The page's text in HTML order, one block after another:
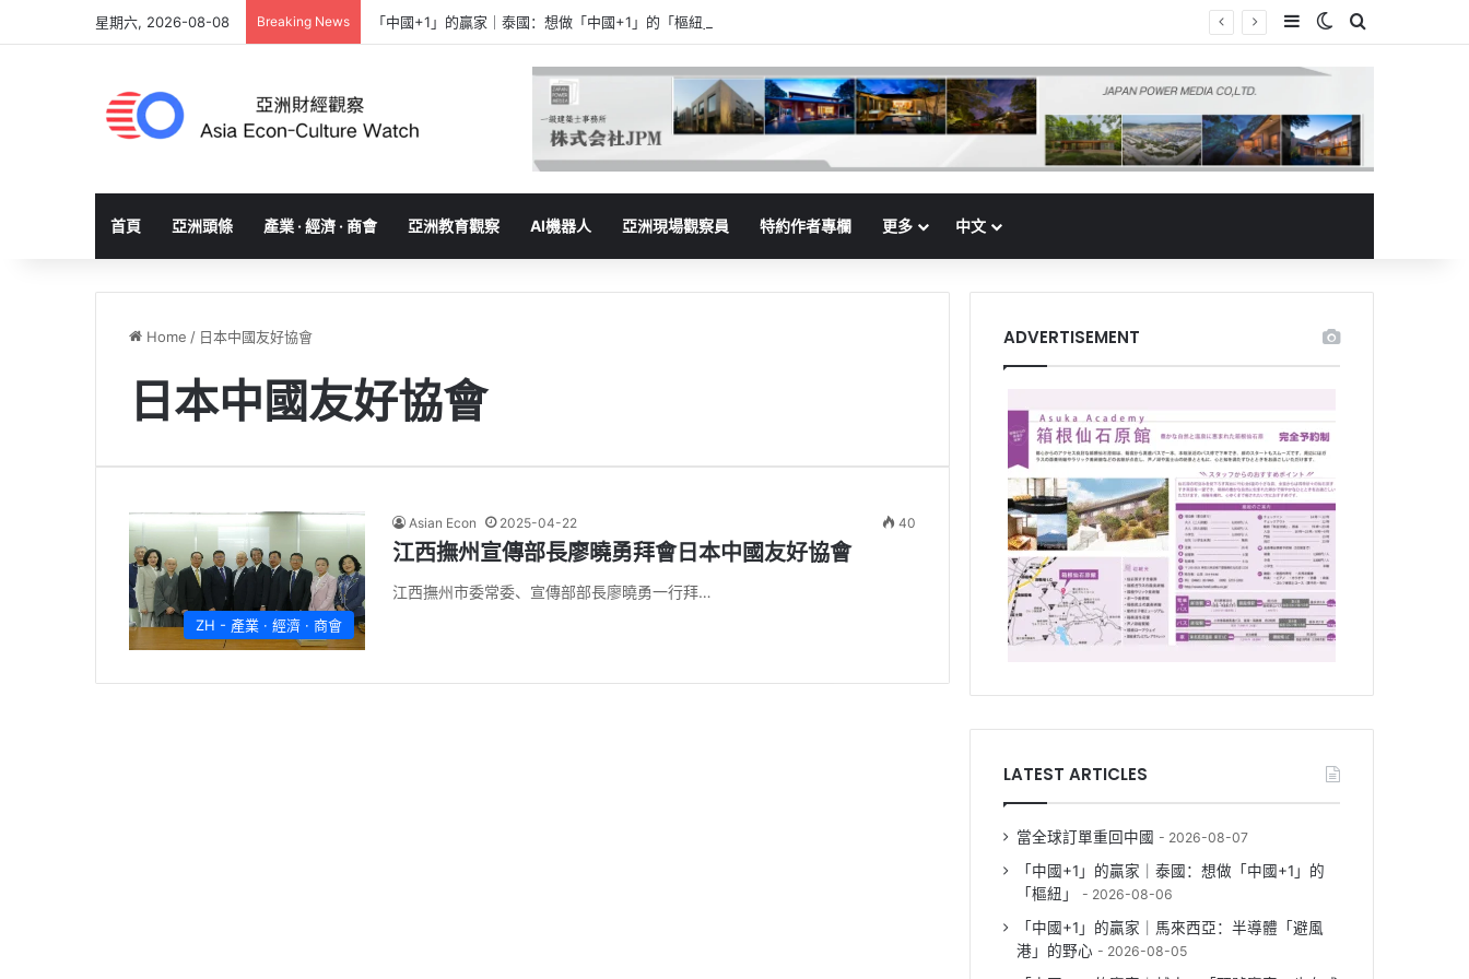
星期六, 2026-08-08 Breaking News 「中國+1」的贏家｜泰國：想做「中國+1」的「樞紐」 SidebarSwitch skin
Search for
首頁 亞洲頭條 產業 · 經濟 · 商會 亞洲教育觀察 AI機器人 亞洲現場觀察員 特約作者專欄 更多 中文
Home / 日本中國友好協會
日本中國友好協會
ZH - 產業 · 經濟 · 商會
Asian Econ 2025-04-22 40
江西撫州宣傳部長廖曉勇拜會日本中國友好協會
江西撫州市委常委、宣傳部部長廖曉勇一行拜…
ADVERTISEMENT
LATEST ARTICLES
當全球訂單重回中國 2026-08-07
「中國+1」的贏家｜泰國：想做「中國+1」的
「樞紐」
2026-08-06
「中國+1」的贏家｜馬來西亞：半導體「避風
港」的野心
2026-08-05